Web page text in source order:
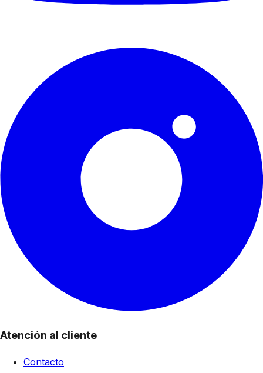
Atención al cliente
Contacto